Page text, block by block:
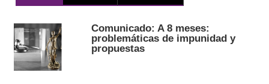
Comunicado: A 8 meses:
problemáticas de impunidad y
propuestas